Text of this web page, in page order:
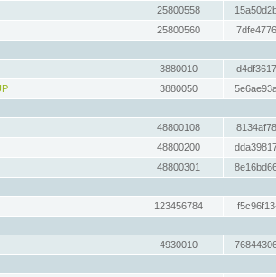
25800558
25800560
3880010
3880050
48800108
48800200
48800301
123456784
4930010